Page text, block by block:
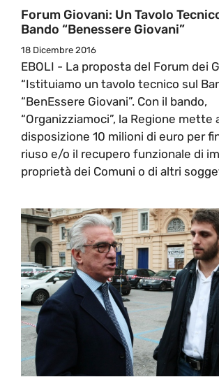
Forum Giovani: Un Tavolo
Bando “Benessere Giovani”
18 Dicembre 2016
EBOLI - La proposta del Forum dei
“Istituiamo un tavolo tecnico sul
“BenEssere Giovani”. Con il bando,
“Organizziamoci”, la Regione mette
disposizione 10 milioni di euro per
riuso e/o il recupero funzionale di
proprietà dei Comuni o di altri